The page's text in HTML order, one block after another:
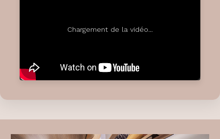
Chargement de la vidéo...